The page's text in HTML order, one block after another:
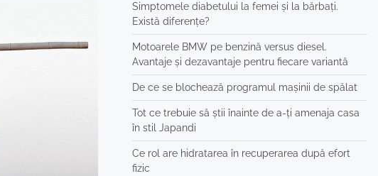
Simptomele diabetului la femei și la bărbați.
Există diferențe?
Motoarele BMW pe benzină versus diesel.
Avantaje și dezavantaje pentru fiecare variantă
De ce se blochează programul mașinii de spălat
Tot ce trebuie să știi înainte de a-ți amenaja casa
în stil Japandi
Ce rol are hidratarea în recuperarea după efort
fizic